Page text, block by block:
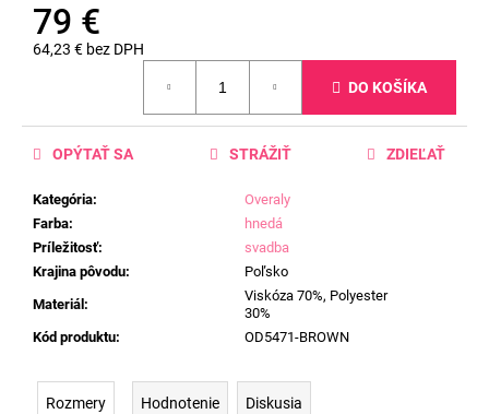
79 €
64,23 € bez DPH
DO KOŠÍKA
Kategória:
Overaly
Farba:
hnedá
Príležitosť:
svadba
Krajina pôvodu:
Poľsko
Materiál :
Viskóza 70%, Polyester
30%
Kód produktu: OD5471-BROWN
OPÝTAŤ SA STRÁŽIŤ ZDIEĽAŤ
Rozmery Hodnotenie Diskusia